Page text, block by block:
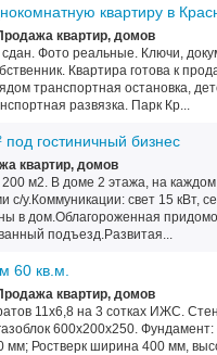
квартиру в
квартир, домов
Фото реальные. Ключи,
Квартира готова к
транспортная остановка,
развязка. Парк Кр...
гостиничный бизнес
квартир, домов
м2. В доме 2 этажа, на
с/у.Коммуникации: свет 15 кВт,
в дом.Облагороженная
подъезд.Развитая...
60 кв.м.
квартир, домов
11х6,8 на 3 сотках ИЖС.
600х200х250.
мм; Ростверк ширина 400 мм,